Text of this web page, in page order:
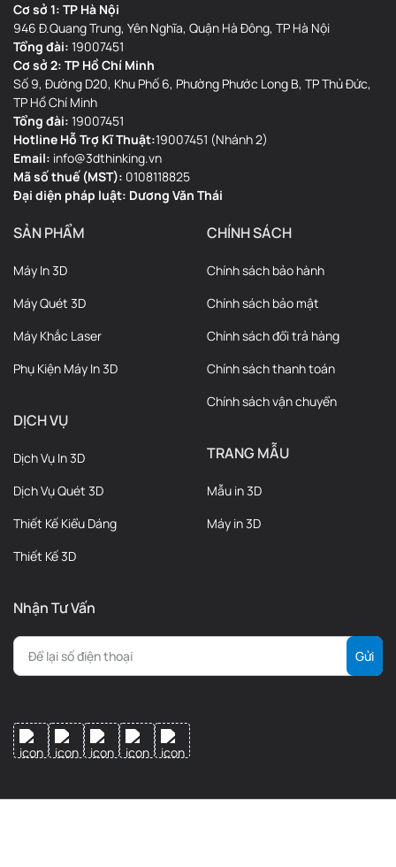
Cơ sở 1: TP Hà Nội
946 Đ.Quang Trung, Yên Nghĩa, Quận Hà Đông, TP Hà Nội
Tổng đài: 19007451
Cơ sở 2: TP Hồ Chí Minh
Số 9, Đường D20, Khu Phố 6, Phường Phước Long B, TP Thủ Đức,
TP Hồ Chí Minh
Tổng đài: 19007451
Hotline Hỗ Trợ Kĩ Thuật:19007451 (Nhánh 2)
Email: info@3dthinking.vn
Mã số thuế (MST): 0108118825
Đại diện pháp luật: Dương Văn Thái
SẢN PHẨM
Máy In 3D
Máy Quét 3D
Máy Khắc Laser
Phụ Kiện Máy In 3D
DỊCH VỤ
Dịch Vụ In 3D
Dịch Vụ Quét 3D
Thiết Kế Kiểu Dáng
Thiết Kế 3D
CHÍNH SÁCH
Chính sách bảo hành
Chính sách bảo mật
Chính sách đổi trả hàng
Chính sách thanh toán
Chính sách vận chuyển
TRANG MẪU
Mẫu in 3D
Máy in 3D
Nhận Tư Vấn